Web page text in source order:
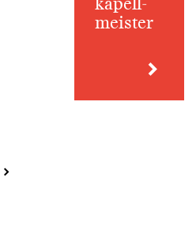
meister